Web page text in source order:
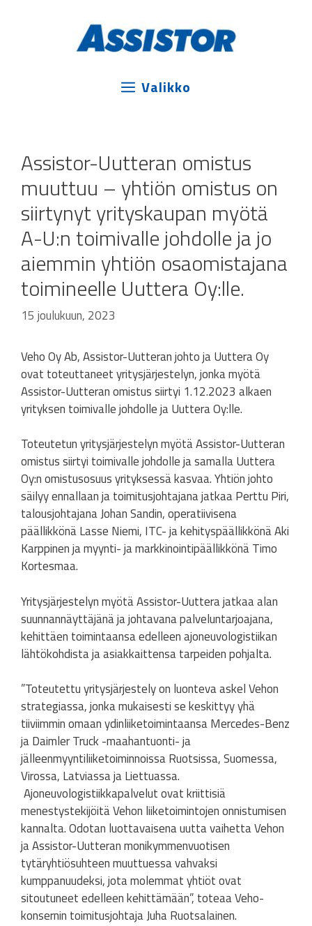
Valikko
Assistor-Uutteran omistus
muuttuu – yhtiön omistus on
siirtynyt yrityskaupan myötä
A-U:n toimivalle johdolle ja jo
aiemmin yhtiön osaomistajana
toimineelle Uuttera Oy:lle.
15 joulukuun, 2023
Veho Oy Ab, Assistor-Uutteran johto ja Uuttera Oy
ovat toteuttaneet yritysjärjestelyn, jonka myötä
Assistor-Uutteran omistus siirtyi 1.12.2023 alkaen
yrityksen toimivalle johdolle ja Uuttera Oy:lle.
Toteutetun yritysjärjestelyn myötä Assistor-Uutteran
omistus siirtyi toimivalle johdolle ja samalla Uuttera
Oy:n omistusosuus yrityksessä kasvaa. Yhtiön johto
säilyy ennallaan ja toimitusjohtajana jatkaa Perttu Piri,
talousjohtajana Johan Sandin, operatiivisena
päällikkönä Lasse Niemi, ITC- ja kehityspäällikkönä Aki
Karppinen ja myynti- ja markkinointipäällikkönä Timo
Kortesmaa.
Yritysjärjestelyn myötä Assistor-Uuttera jatkaa alan
suunnannäyttäjänä ja johtavana palveluntarjoajana,
kehittäen toimintaansa edelleen ajoneuvologistiikan
lähtökohdista ja asiakkaittensa tarpeiden pohjalta.
”Toteutettu yritysjärjestely on luonteva askel Vehon
strategiassa, jonka mukaisesti se keskittyy yhä
tiiviimmin omaan ydinliiketoimintaansa Mercedes-Benz
ja Daimler Truck -maahantuonti- ja
jälleenmyyntiliiketoiminnoissa Ruotsissa, Suomessa,
Virossa, Latviassa ja Liettuassa.
Ajoneuvologistiikkapalvelut ovat kriittisiä
menestystekijöitä Vehon liiketoimintojen onnistumisen
kannalta. Odotan luottavaisena uutta vaihetta Vehon
ja Assistor-Uutteran monikymmenvuotisen
tytäryhtiösuhteen muuttuessa vahvaksi
kumppanuudeksi, jota molemmat yhtiöt ovat
sitoutuneet edelleen kehittämään”, toteaa Veho-
konsernin toimitusjohtaja Juha Ruotsalainen.